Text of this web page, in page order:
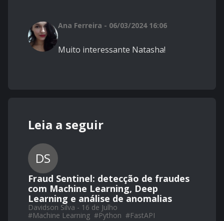
Ana Ferreira - 06/03/2024 16:06
Muito interessante Natasha!
Leia a seguir
DS
Fraud Sentinel: detecção de fraudes
com Machine Learning, Deep
Learning e análise de anomalias
Davidson Silva - 16 de Julho
#Machine Learning #Python #FastAPI